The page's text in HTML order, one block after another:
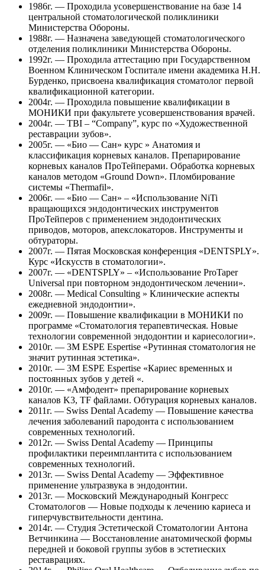
1986г. — Проходила усовершенствование на базе 14
центральной стоматологической поликлиники
Министерства Обороны.
1988г. — Назначена заведующей стоматологического
отделения поликлиники Министерства Обороны.
1992г. — Проходила аттестацию при Государственном
Военном Клиническом Госпитале имени академика Н.Н.
Бурденко, присвоена квалификация стоматолог первой
квалификационной категории.
2004г. — Проходила повышение квалификации в
МОНИКИ при факультете усовершенствования врачей.
2004г. — TBI – “Company”, курс по «Художественной
реставрации зубов».
2005г. — «Био — Сан» курс » Анатомия и
классификация корневых каналов. Препарирование
корневых каналов ПроТейперами. Обработка корневых
каналов методом «Ground Down». Пломбирование
системы «Thermafil».
2006г. — «Био — Сан» – «Использование NiTi
вращающихся эндодонтических инструментов
ПроТейперов с применением эндодонтических
приводов, моторов, апекслокаторов. Инструменты и
обтураторы.
2007г. — Пятая Московская конференция «DENTSPLY».
Курс «Искусств в стоматологии».
2007г. — «DENTSPLY» – «Использование ProTaper
Universal при повторном эндодонтическом лечении».
2008г. — Medical Consulting » Клинические аспекты
ежедневной эндодонтии».
2009г. — Повышение квалификации в МОНИКИ по
программе «Стоматология терапевтическая. Новые
технологии современной эндодонтии и кариесологии».
2010г. — 3M ESPE Espertise «Рутинная стоматология не
значит рутинная эстетика».
2010г. — 3M ESPE Espertise «Кариес временных и
постоянных зубов у детей «.
2010г. — «Амфодент» препарирование корневых
каналов K3, TF файлами. Обтурация корневых каналов.
2011г. — Swiss Dental Academy — Повышение качества
лечения заболеваний пародонта с использованием
современных технологий.
2012г. — Swiss Dental Academy — Принципы
профилактики переимплантита с использованием
современных технологий.
2013г. — Swiss Dental Academy — Эффективное
применение ультразвука в эндодонтии.
2013г. — Московский Международный Конгресс
Стоматологов — Новые подходы к лечению кариеса и
гиперчувствительности дентина.
2014г. — Студия Эстетической Стоматологии Антона
Ветчинкина — Восстановление анатомической формы
передней и боковой группы зубов в эстетиеских
реставрациях.